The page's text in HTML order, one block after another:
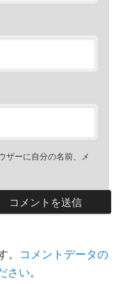
ザーに自分の名前、メ
コメントデータの
さい。